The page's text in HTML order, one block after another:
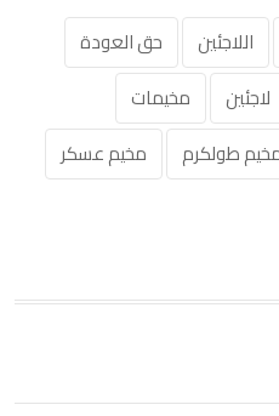
اللاجئين
حق العودة
لاجئين
مخيمات
طولكرم
مخيم عسكر